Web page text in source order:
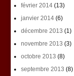
février 2014(13)
janvier 2014(6)
décembre 2013 (1)
novembre 2013 (3)
octobre 2013 (8)
septembre 2013 (8)